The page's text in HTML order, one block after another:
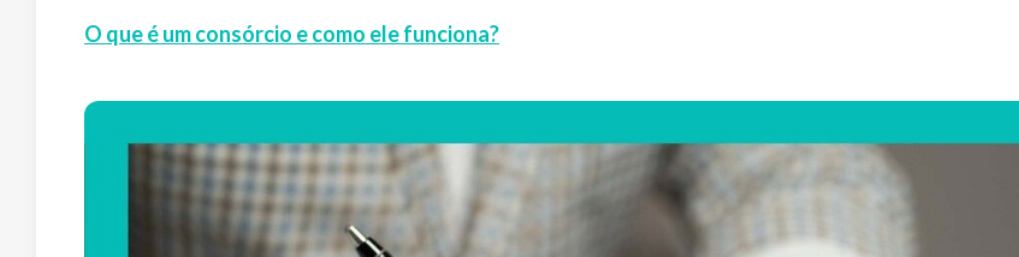
O que é um consórcio e como ele funciona?